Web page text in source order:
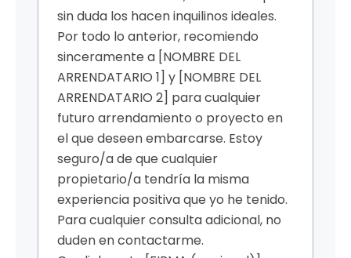
sin duda los hacen inquilinos ideales.
Por todo lo anterior, recomiendo
sinceramente a [NOMBRE DEL
ARRENDATARIO 1] y [NOMBRE DEL
ARRENDATARIO 2] para cualquier
futuro arrendamiento o proyecto en
el que deseen embarcarse. Estoy
seguro/a de que cualquier
propietario/a tendría la misma
experiencia positiva que yo he tenido.
Para cualquier consulta adicional, no
duden en contactarme.